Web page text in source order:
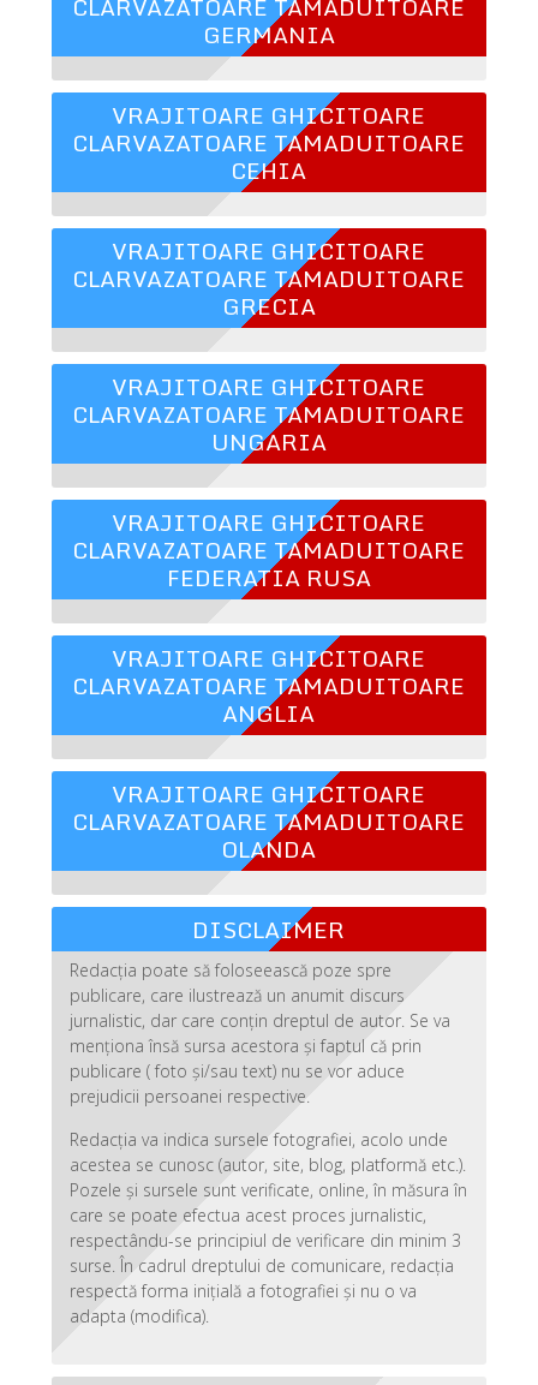
GERMANIA
VRAJITOARE GHICITOARE
CLARVAZATOARE TAMADUITOARE
CEHIA
VRAJITOARE GHICITOARE
CLARVAZATOARE TAMADUITOARE
GRECIA
VRAJITOARE GHICITOARE
CLARVAZATOARE TAMADUITOARE
UNGARIA
VRAJITOARE GHICITOARE
CLARVAZATOARE TAMADUITOARE
FEDERATIA RUSA
VRAJITOARE GHICITOARE
CLARVAZATOARE TAMADUITOARE
ANGLIA
VRAJITOARE GHICITOARE
CLARVAZATOARE TAMADUITOARE
OLANDA
DISCLAIMER
Redacția poate să foloseească poze spre
publicare, care ilustrează un anumit discurs
jurnalistic, dar care conțin dreptul de autor. Se va
menționa însă sursa acestora și faptul că prin
publicare ( foto și/sau text) nu se vor aduce
prejudicii persoanei respective.
Redacția va indica sursele fotografiei, acolo unde
acestea se cunosc (autor, site, blog, platformă etc.).
Pozele și sursele sunt verificate, online, în măsura în
care se poate efectua acest proces jurnalistic,
respectându-se principiul de verificare din minim 3
surse. În cadrul dreptului de comunicare, redacția
respectă forma inițială a fotografiei și nu o va
adapta (modifica).